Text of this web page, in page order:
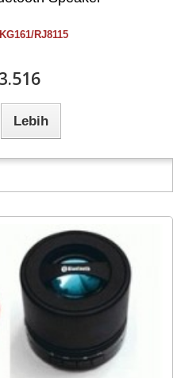
RJ8115
Lebih